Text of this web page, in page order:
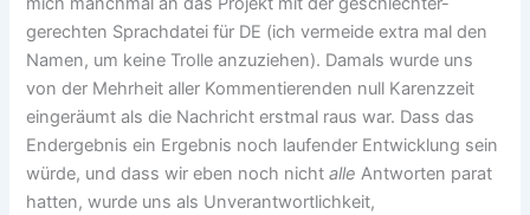
gerechten Sprachdatei für DE (ich vermeide extra mal den
Namen, um keine Trolle anzuziehen). Damals wurde uns
von der Mehrheit aller Kommentierenden null Karenzzeit
eingeräumt als die Nachricht erstmal raus war. Dass das
Endergebnis ein Ergebnis noch laufender Entwicklung sein
würde, und dass wir eben noch nichtalle Antworten parat
hatten, wurde uns als Unverantwortlichkeit,